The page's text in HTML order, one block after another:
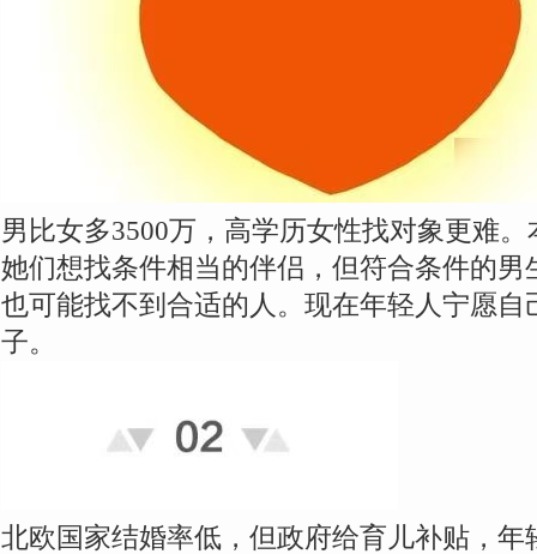
男比女多3500万，高学历女性找对象更难
她们想找条件相当的伴侣，但符合条件的
也可能找不到合适的人。现在年轻人宁愿
子。
北欧国家结婚率低，但政府给育儿补贴，